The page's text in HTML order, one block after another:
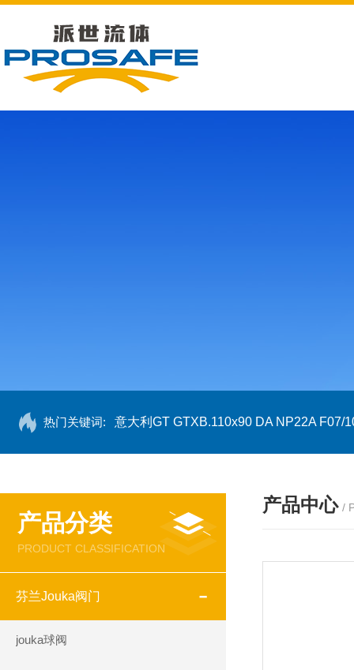
热门关键词: 意大利GT GTXB.110x90 DA NP22A F07/
产品分类
PRODUCT CLASSIFICATION
芬兰Jouka阀门
jouka球阀
产品中心 /